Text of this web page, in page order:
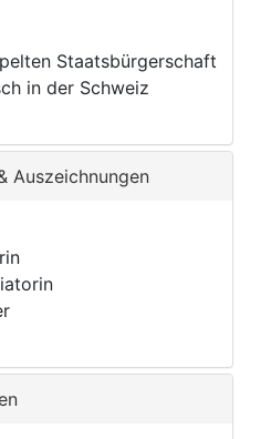
Staatsbürgerschaft
in der Schweiz
Auszeichnungen